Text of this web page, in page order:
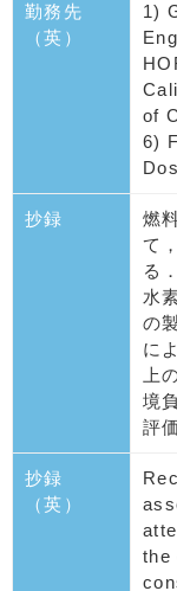
勤務先
（英）
1)
of
6)
抄録
燃
て
る
水
の
に
上
境
評
抄録
（英）
the